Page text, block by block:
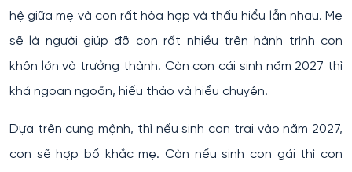
hệ giữa mẹ và con rất hòa hợp và thấu hiểu lẫn nhau. Mẹ
sẽ là người giúp đỡ con rất nhiều trên hành trình con
khôn lớn và trưởng thành. Còn con cái sinh năm 2027 thì
khá ngoan ngoãn, hiếu thảo và hiểu chuyện.
Dựa trên cung mệnh, thì nếu sinh con trai vào năm 2027,
con sẽ hợp bố khắc mẹ. Còn nếu sinh con gái thì con